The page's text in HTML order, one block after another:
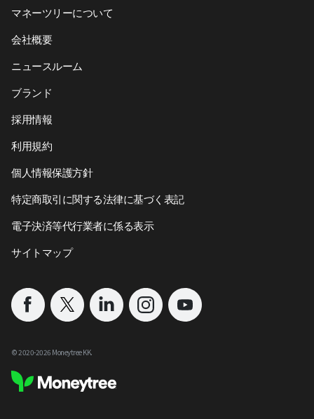
マネーツリーについて
会社概要
ニュースルーム
ブランド
採用情報
利用規約
個人情報保護方針
特定商取引に関する法律に基づく表記
電子決済等代行業者に係る表示
サイトマップ
©︎ 2020-2026 Moneytree KK.